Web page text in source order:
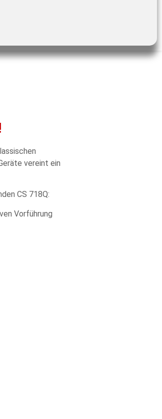
vereint ein
CS 718Q:
Vorführung